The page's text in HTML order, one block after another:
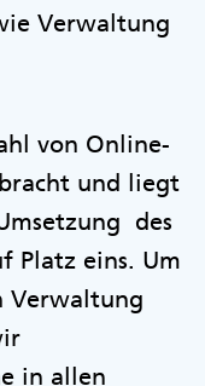
Verwaltung
von Online-
und liegt
des
Platz eins. Um
Verwaltung
in allen